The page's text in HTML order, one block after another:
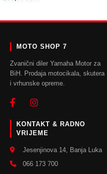
MOTO SHOP 7
Zvanični diler Yamaha Motor za
BiH. Prodaja motocikala, skutera
i vrhunske opreme.
KONTAKT & RADNO
VRIJEME
Jesenjinova 14, Banja Luka
066 173 700